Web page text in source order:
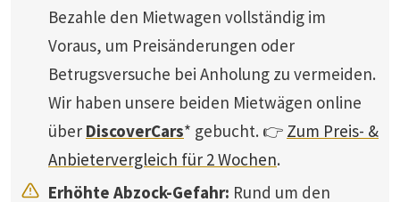
Bezahle den Mietwagen vollständig im
Voraus, um Preisänderungen oder
Betrugsversuche bei Anholung zu vermeiden.
Wir haben unsere beiden Mietwägen online
über DiscoverCars* gebucht. 👉 Zum Preis- &
Anbietervergleich für 2 Wochen.
Erhöhte Abzock-Gefahr: Rund um den